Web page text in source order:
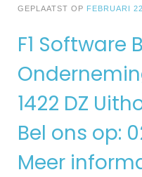
GEPLAATST OP FEBRUARI
F1 Software
1422 DZ
Bel ons op:
Meer